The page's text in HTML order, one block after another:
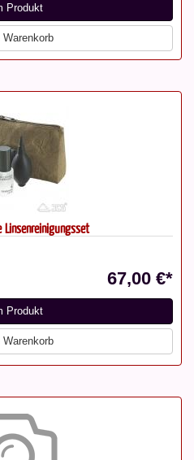
Produkt
Warenkorb
Linsenreinigungsset
67,00 €*
Produkt
Warenkorb